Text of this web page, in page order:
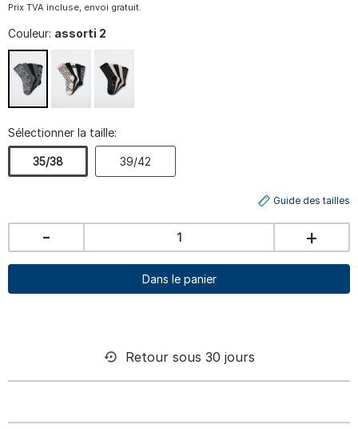
Prix TVA incluse, envoi gratuit.
Couleur: assorti 2
Sélectionner la taille:
35/38 39/42
Guide des tailles
- +
Dans le panier
Retour sous 30 jours